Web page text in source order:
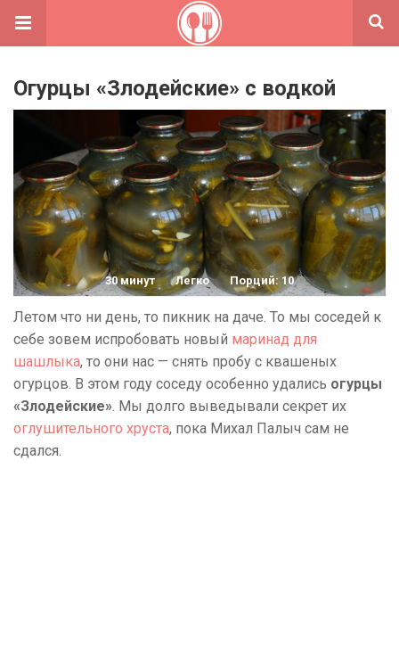
Огурцы «Злодейские» с водкой
30 минут Легко Порций: 10
Летом что ни день, то пикник на даче. То мы соседей к
себе зовем испробовать новый маринад для
шашлыка, то они нас — снять пробу с квашеных
огурцов. В этом году соседу особенно удались огурцы
«Злодейские». Мы долго выведывали секрет их
оглушительного хруста, пока Михал Палыч сам не
сдался.